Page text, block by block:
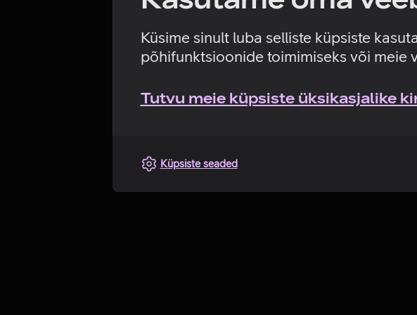
Küsime sinult luba selliste küpsiste
põhifunktsioonide toimimiseks või meie
Tutvu meie küpsiste üksikasjalike
Küpsiste seaded